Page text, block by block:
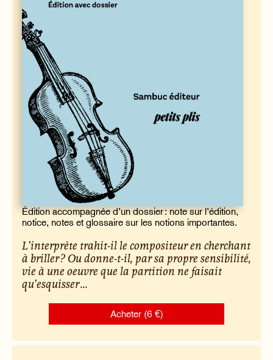
Édition accompagnée d’un dossier : note sur l’édition,
notice, notes et glossaire sur les notions importantes.
L’interprète trahit-il le compositeur en cherchant
à briller ? Ou donne-t-il, par sa propre sensibilité,
vie à une oeuvre que la partition ne faisait
qu’esquisser ...
Acheter (6 €)